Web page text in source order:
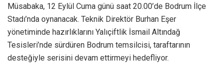
Müsabaka, 12 Eylül Cuma günü saat 20.00’de Bodrum İlçe
Stadı’nda oynanacak. Teknik Direktör Burhan Eşer
yönetiminde hazırlıklarını Yalıçiftlik İsmail Altındağ
Tesisleri’nde sürdüren Bodrum temsilcisi, taraftarının
desteğiyle serisini devam ettirmeyi hedefliyor.